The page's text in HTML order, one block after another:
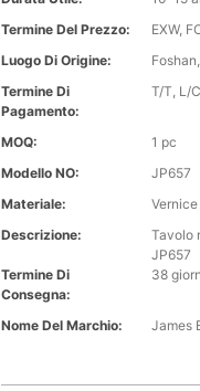
Termine Del Prezzo:
EXW,
Luogo Di Origine:
Termine Di
Pagamento:
T/T, L/
MOQ:
1 pc
Modello NO:
JP657
Materiale:
Descrizione:
Tavolo
JP657
Termine Di
Consegna:
38
Nome Del Marchio: James